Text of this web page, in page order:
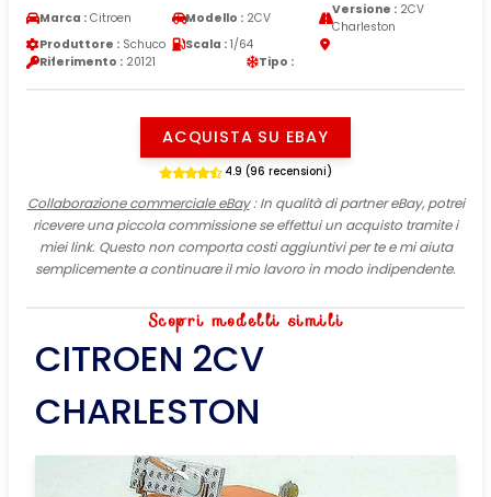
Marca : Citroen Modello : 2CV
Versione :2CV
Charleston
Produttore : Schuco Scala : 1/64
Riferimento : 20121 Tipo :
ACQUISTA SU EBAY
4.9 (96 recensioni)
Collaborazione commerciale eBay: In qualità di partner eBay, potrei
ricevere una piccola commissione se effettui un acquisto tramite i
miei link. Questo non comporta costi aggiuntivi per te e mi aiuta
semplicemente a continuare il mio lavoro in modo indipendente.
Scopri modelli simili
CITROEN 2CV
CHARLESTON